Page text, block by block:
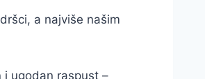
a najviše našim
i ugodan raspust –